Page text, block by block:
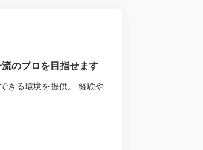
のプロを目指せます
きる環境を提供。 経験や